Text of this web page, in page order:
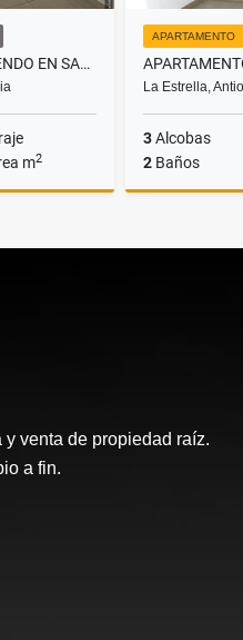
APARTAMENTO EN ARRIENDO EN SABANETA, SECTOR LAS LOMITAS
m2
APARTAMENTO
La Estrella,
3Alcobas
2 Baños
venta de propiedad raíz.
a fin.